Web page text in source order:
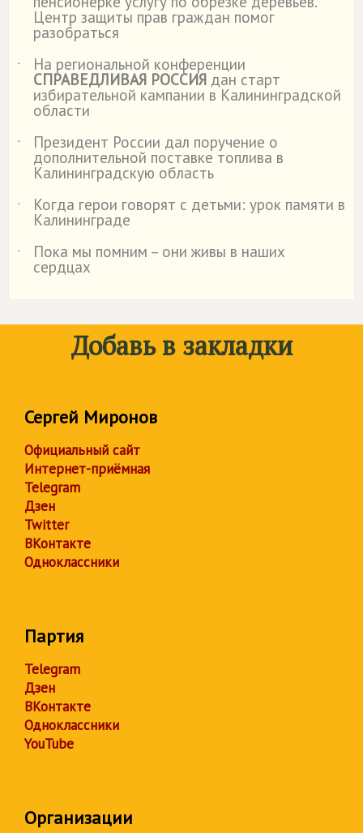
Центр защиты прав граждан помог
разобраться
˙
На региональной конференции
СПРАВЕДЛИВАЯ РОССИЯ дан старт
избирательной кампании в Калининградской
области
˙
Президент России дал поручение о
дополнительной поставке топлива в
Калининградскую область
˙
Когда герои говорят с детьми: урок памяти в
Калининграде
˙
Пока мы помним – они живы в наших
сердцах
Добавь в закладки
Сергей Миронов
Официальный сайт
Интернет-приёмная
Telegram
Дзен
Twitter
ВКонтакте
Одноклассники
Партия
Telegram
Дзен
ВКонтакте
Одноклассники
YouTube
Организации